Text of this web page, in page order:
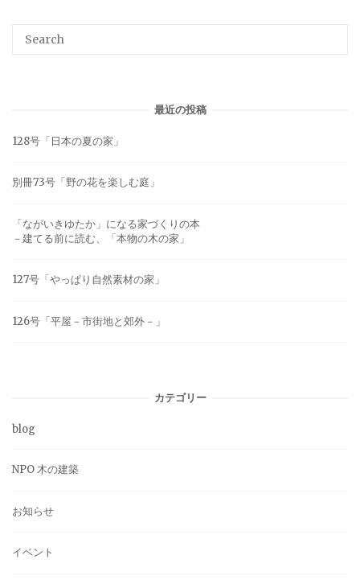
最近の投稿
128号「日本の夏の家」
別冊73号「野の花を楽しむ庭」
「ながいきゆたか」になる家づくりの本
－建てる前に読む、「本物の木の家」
127号「やっぱり自然素材の家」
126号「平屋－市街地と郊外－」
カテゴリー
blog
NPO 木の建築
お知らせ
イベント